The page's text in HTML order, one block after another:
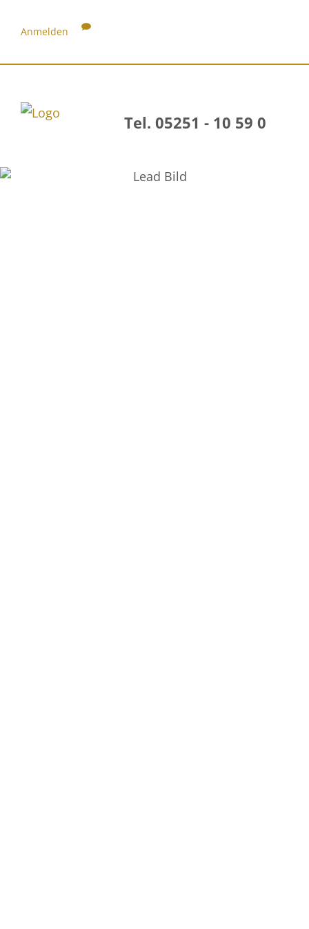
Anmelden
Tel. 05251 - 10 59 0